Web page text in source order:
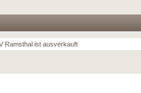
Ramsthal ist ausverkauft